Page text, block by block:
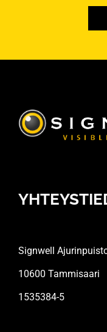
Signwell
10600 Tammisaari
1535384-5